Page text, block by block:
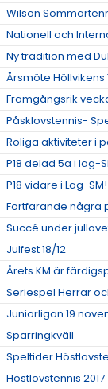
Wilson
Nationell och
Ny tradition med
Årsmöte Höllvikens
Framgångsrik
Påsklovstennis-
Roliga aktiviteter i
P18 delad 5a i lag-
P18 vidare i Lag-SM!
Fortfarande några
Succé under
Julfest 18/12
Årets KM är
Seriespel Herrar
Juniorligan 19
Sparringkväll
Speltider
Höstlovstennis 2017